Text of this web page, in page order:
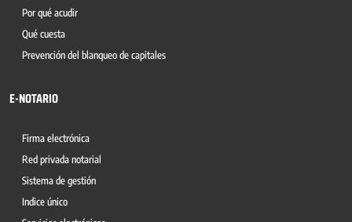
Por qué acudir
Qué cuesta
Prevención del blanqueo de capitales
E-NOTARIO
Firma electrónica
Red privada notarial
Sistema de gestión
Indice único